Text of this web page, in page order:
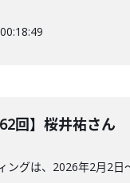
00:18:49
回】桜井祐さん
ングは、2026年2月2日